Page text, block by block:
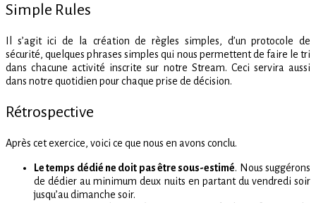
Simple Rules
Il s’agit ici de la création de règles simples, d’un protocole de
sécurité, quelques phrases simples qui nous permettent de faire le tri
dans chacune activité inscrite sur notre Stream. Ceci servira aussi
dans notre quotidien pour chaque prise de décision.
Rétrospective
Après cet exercice, voici ce que nous en avons conclu.
Le temps dédié ne doit pas être sous-estimé. Nous suggérons
de dédier au minimum deux nuits en partant du vendredi soir
jusqu’au dimanche soir.